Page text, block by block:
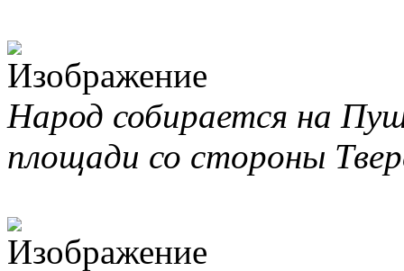
Народ собирается на
площади со стороны